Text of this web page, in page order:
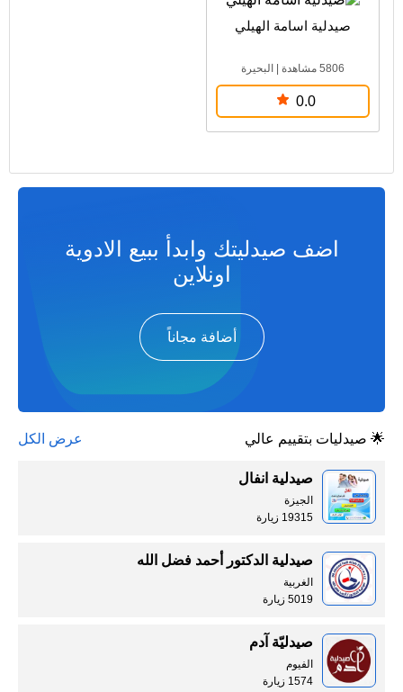
صيدلية اسامة الهيلي
5806 مشاهدة البحيرة
0.0
اضف صيدليتك وابدأ ببيع الادوية
اونلاين
أضافة مجاناً
🌟 صيدليات بتقييم عالي عرض الكل
صيدلية انفال
الجيزة
19315 زيارة
صيدلية الدكتور أحمد فضل الله
الغربية
5019 زيارة
صيدليّة آدم
الفيوم
1574 زيارة